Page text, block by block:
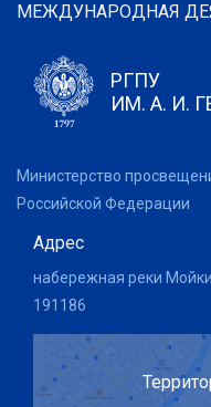
МЕЖДУНАРОДНАЯ
РГПУ
ИМ. А. И.
Министерство
Российской Федерации
Адрес
набережная реки
191186